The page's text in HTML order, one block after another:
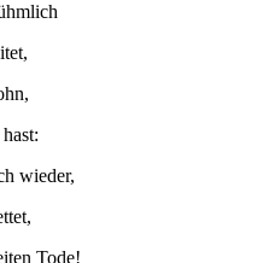
wieder,
Tode!